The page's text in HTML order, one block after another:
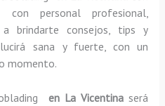
con personal profesional,
a brindarte consejos, tips y
lucirá sana y fuerte, con un
momento.
en La Vicentina será